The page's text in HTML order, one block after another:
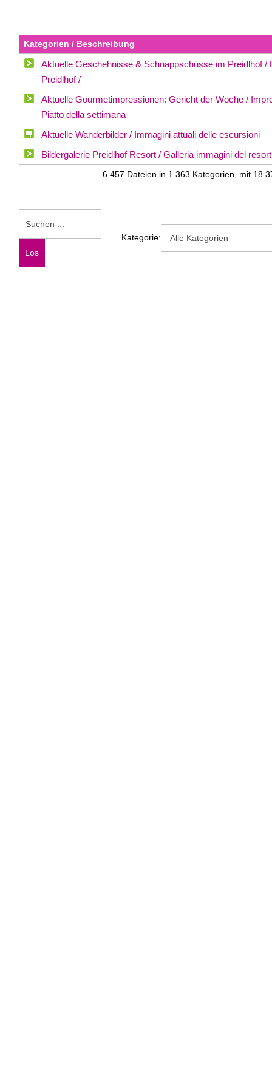
Kategorien / Beschreibung
Aktuelle Geschehnisse & Schnappschüsse im Preidlhof /
Preidlhof /
Aktuelle Gourmetimpressionen: Gericht der Woche /
Piatto della settimana
Aktuelle Wanderbilder / Immagini attuali delle escursioni
Bildergalerie Preidlhof Resort / Galleria immagini del resort
6.457 Dateien in 1.363 Kategorien, mit
Kategorie: